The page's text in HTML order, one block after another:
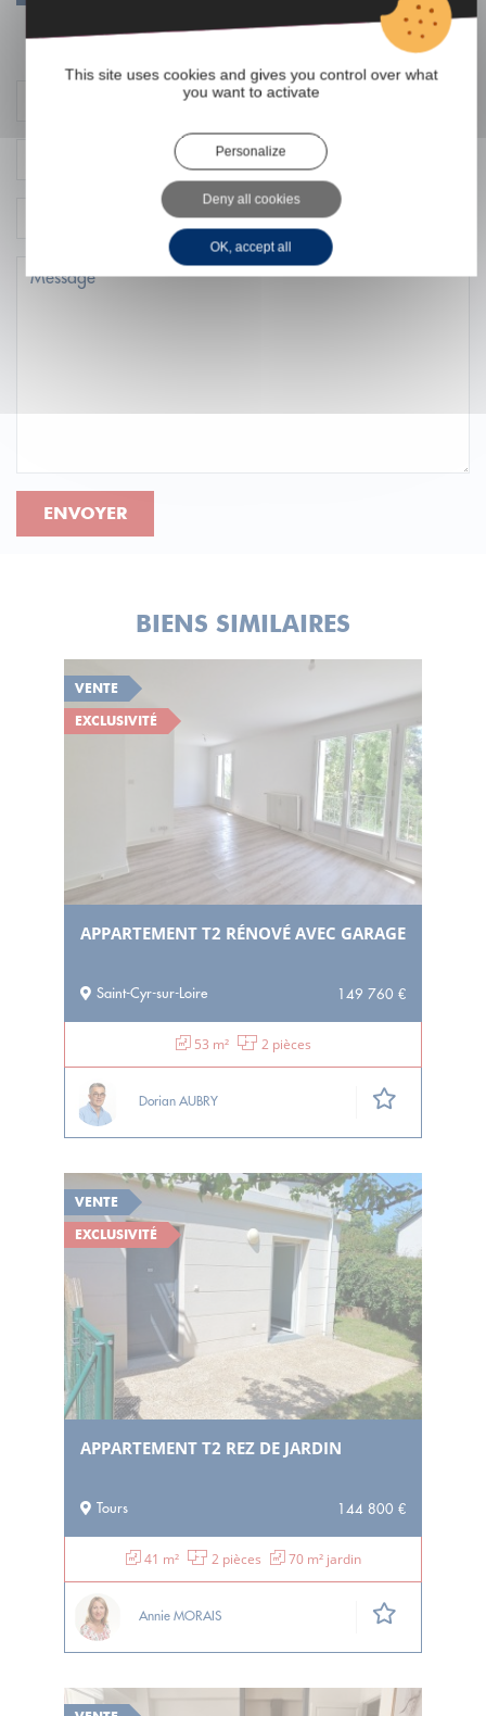
ENVOYER
BIENS SIMILAIRES
VENTE
EXCLUSIVITÉ
APPARTEMENT T2 RÉNOVÉ AVEC GARAGE
Saint-Cyr-sur-Loire 149 760 €
53 m² 2 pièces
Dorian AUBRY
VENTE
EXCLUSIVITÉ
APPARTEMENT T2 REZ DE JARDIN
Tours 144 800 €
41 m² 2 pièces 70 m² jardin
Annie MORAIS
This site uses cookies and gives you control over what
you want to activate
Personalize
Deny all cookies
OK, accept all